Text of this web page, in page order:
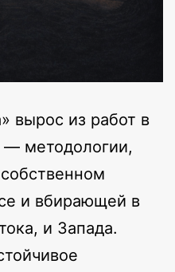
вырос из работ в
— методологии,
и вбирающей в
и Запада.